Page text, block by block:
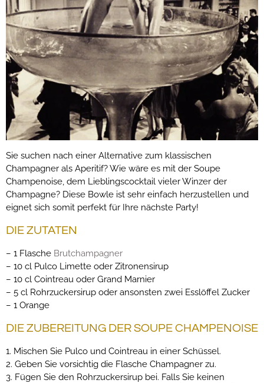
Sie suchen nach einer Alternative zum klassischen
Champagner als Aperitif? Wie wäre es mit der Soupe
Champenoise, dem Lieblingscocktail vieler Winzer der
Champagne? Diese Bowle ist sehr einfach herzustellen und
eignet sich somit perfekt für Ihre nächste Party!
DIE ZUTATEN
– 1 Flasche Brutchampagner
– 10 cl Pulco Limette oder Zitronensirup
– 10 cl Cointreau oder Grand Marnier
– 5 cl Rohrzuckersirup oder ansonsten zwei Esslöffel Zucker
– 1 Orange
DIE ZUBEREITUNG DER SOUPE CHAMPENOISE
1. Mischen Sie Pulco und Cointreau in einer Schüssel.
2. Geben Sie vorsichtig die Flasche Champagner zu.
3. Fügen Sie den Rohrzuckersirup bei. Falls Sie keinen